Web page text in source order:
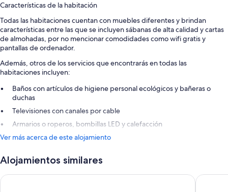
Características de la habitación
Todas las habitaciones cuentan con muebles diferentes y brindan
características entre las que se incluyen sábanas de alta calidad y cartas
de almohadas, por no mencionar comodidades como wifi gratis y
pantallas de ordenador.
Además, otros de los servicios que encontrarás en todas las
habitaciones incluyen:
Baños con artículos de higiene personal ecológicos y bañeras o
duchas
Televisiones con canales por cable
Armarios o roperos, bombillas LED y calefacción
Ver más acerca de este alojamiento
Alojamientos similares
Gran Hotel de Ferrol Valencia